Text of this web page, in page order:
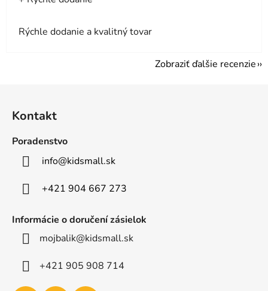
Rýchle dodanie a kvalitný tovar
Zobraziť ďalšie recenzie
Kontakt
Poradenstvo
info@kidsmall.sk
+421 904 667 273
Informácie o doručení zásielok
mojbalik@kidsmall.sk
+421 905 908 714